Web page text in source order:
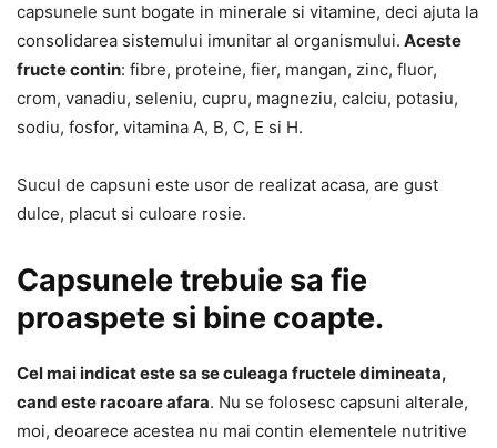
capsunele sunt bogate in minerale si vitamine, deci ajuta la
consolidarea sistemului imunitar al organismului. Aceste
fructe contin: fibre, proteine, fier, mangan, zinc, fluor,
crom, vanadiu, seleniu, cupru, magneziu, calciu, potasiu,
sodiu, fosfor, vitamina A, B, C, E si H.
Sucul de capsuni este usor de realizat acasa, are gust
dulce, placut si culoare rosie.
Capsunele trebuie sa fie
proaspete si bine coapte.
Cel mai indicat este sa se culeaga fructele dimineata,
cand este racoare afara. Nu se folosesc capsuni alterale,
moi, deoarece acestea nu mai contin elementele nutritive